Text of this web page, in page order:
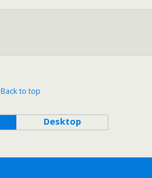
Back to top
Desktop